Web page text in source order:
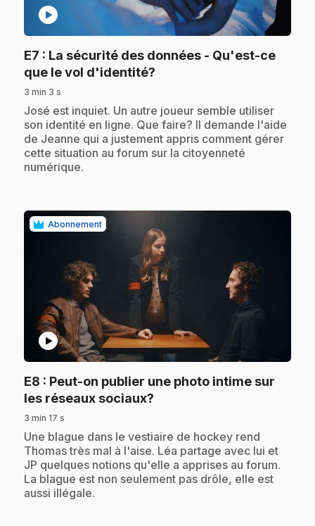
play_circle
E7 : La sécurité des données - Qu'est-ce
que le vol d'identité?
3 min 3 s
.José est inquiet. Un autre joueur semble utiliser
son identité en ligne. Que faire? Il demande l'aide
de Jeanne qui a justement appris comment gérer
cette situation au forum sur la citoyenneté
numérique.
Abonnement
play_circle
E8 : Peut-on publier une photo intime sur
les réseaux sociaux?
3 min 17 s
.Une blague dans le vestiaire de hockey rend
Thomas très mal à l'aise. Léa partage avec lui et
JP quelques notions qu'elle a apprises au forum.
La blague est non seulement pas drôle, elle est
aussi illégale.